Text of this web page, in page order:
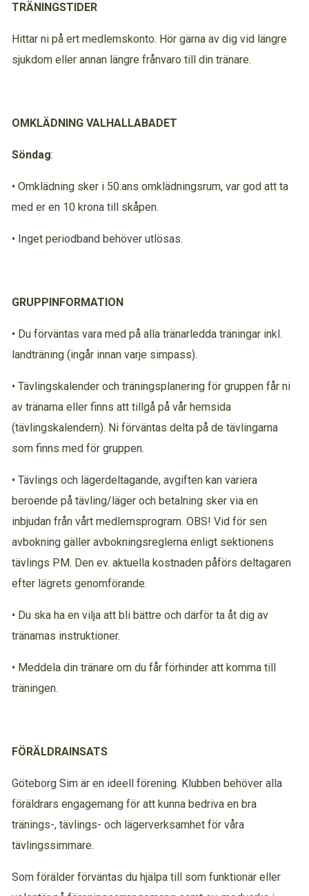
TRÄNINGSTIDER
Hittar ni på ert medlemskonto. Hör gärna av dig vid längre
sjukdom eller annan längre frånvaro till din tränare.
OMKLÄDNING VALHALLABADET
Söndag:
• Omklädning sker i 50:ans omklädningsrum, var god att ta
med er en 10 krona till skåpen.
• Inget periodband behöver utlösas.
GRUPPINFORMATION
• Du förväntas vara med på alla tränarledda träningar inkl.
landträning (ingår innan varje simpass).
• Tävlingskalender och träningsplanering för gruppen får ni
av tränarna eller finns att tillgå på vår hemsida
(tävlingskalendern). Ni förväntas delta på de tävlingarna
som finns med för gruppen.
• Tävlings och lägerdeltagande, avgiften kan variera
beroende på tävling/läger och betalning sker via en
inbjudan från vårt medlemsprogram. OBS! Vid för sen
avbokning gäller avbokningsreglerna enligt sektionens
tävlings PM. Den ev. aktuella kostnaden påförs deltagaren
efter lägrets genomförande.
• Du ska ha en vilja att bli bättre och därför ta åt dig av
tränarnas instruktioner.
• Meddela din tränare om du får förhinder att komma till
träningen.
FÖRÄLDRAINSATS
Göteborg Sim är en ideell förening. Klubben behöver alla
föräldrars engagemang för att kunna bedriva en bra
tränings-, tävlings- och lägerverksamhet för våra
tävlingssimmare.
Som förälder förväntas du hjälpa till som funktionär eller